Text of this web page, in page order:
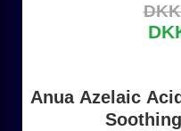
Anua Azelaic